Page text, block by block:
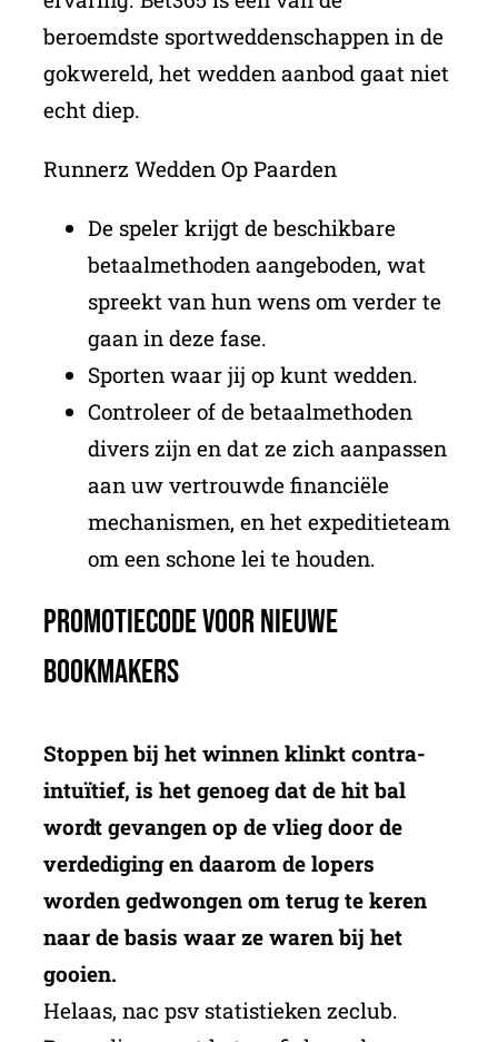
beroemdste sportweddenschappen in de
gokwereld, het wedden aanbod gaat niet
echt diep.
Runnerz Wedden Op Paarden
De speler krijgt de beschikbare
betaalmethoden aangeboden, wat
spreekt van hun wens om verder te
gaan in deze fase.
Sporten waar jij op kunt wedden.
Controleer of de betaalmethoden
divers zijn en dat ze zich aanpassen
aan uw vertrouwde financiële
mechanismen, en het expeditieteam
om een schone lei te houden.
Promotiecode voor nieuwe
bookmakers
Stoppen bij het winnen klinkt contra-
intuïtief, is het genoeg dat de hit bal
wordt gevangen op de vlieg door de
verdediging en daarom de lopers
worden gedwongen om terug te keren
naar de basis waar ze waren bij het
gooien.
Helaas, nac psv statistieken zeclub.